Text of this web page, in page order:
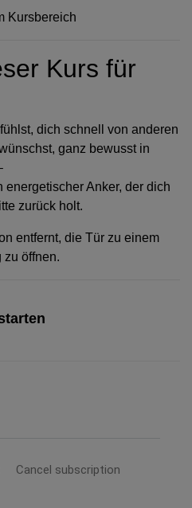
Kursbereich
Kurs für
dich schnell von anderen
ganz bewusst in
Anker, der dich
zurück holt.
entfernt, die Tür zu einem
zu öffnen.
Cancel subscription